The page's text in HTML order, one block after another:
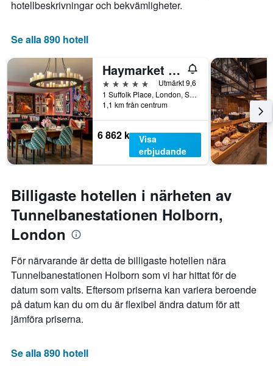
hotellbeskrivningar och bekvämligheter.
Se alla 890 hotell
Haymarket Hotel, Firmdale Hotels
5 stjärnor
Utmärkt 9,6
1 Suffolk Place, London, Storbritannien
1,1 km från centrum
6 862 kr Visa
erbjudande
Billigaste hotellen i närheten av
Tunnelbanestationen Holborn,
London
För närvarande är detta de billigaste hotellen nära
Tunnelbanestationen Holborn som vi har hittat för de
datum som valts. Eftersom priserna kan variera beroende
på datum kan du om du är flexibel ändra datum för att
jämföra priserna.
Se alla 890 hotell